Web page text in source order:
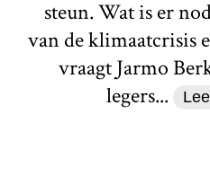
steun. Wat is er
van de klimaatcrisis
vraagt Jarmo
legers...